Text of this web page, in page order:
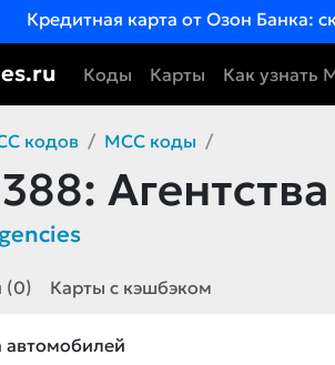
Кредитная карта от Озон Банка:
Коды Карты Как узнать
кодов MCC коды
(0) Карты с кэшбэком
автомобилей